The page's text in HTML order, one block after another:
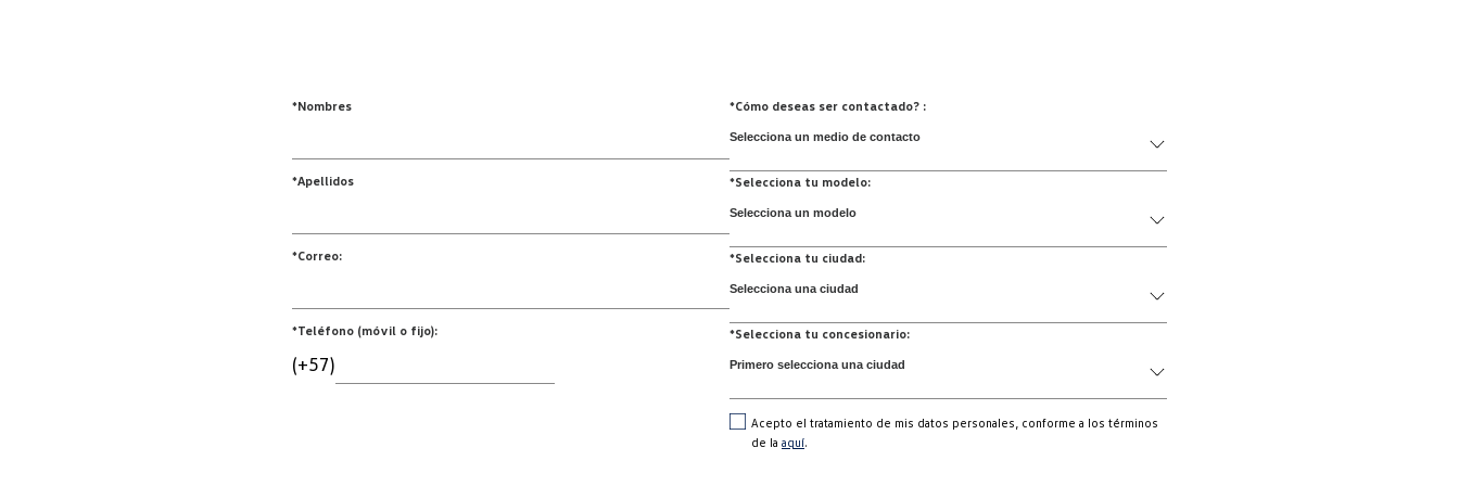
*Nombres
*Apellidos
*Correo:
*Teléfono (móvil o fijo):
(+57)
*Cómo deseas ser contactado? :
*Selecciona tu modelo:
*Selecciona tu ciudad:
*Selecciona tu concesionario:
Acepto el tratamiento de mis datos personales, conforme a los términos
de la aquí.